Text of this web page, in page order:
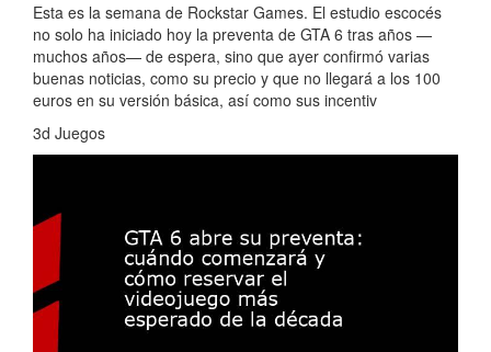
Esta es la semana de Rockstar Games. El estudio escocés
no solo ha iniciado hoy la preventa de GTA 6 tras años —
muchos años— de espera, sino que ayer confirmó varias
buenas noticias, como su precio y que no llegará a los 100
euros en su versión básica, así como sus incentiv
3d Juegos